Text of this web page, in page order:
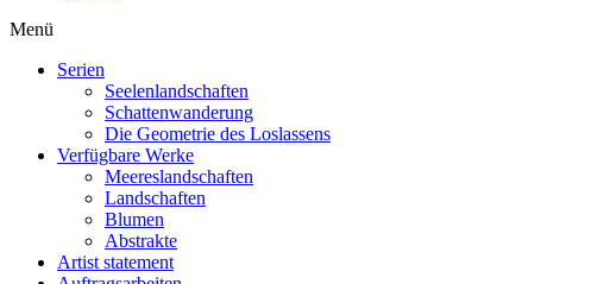
Menü
Serien
Seelenlandschaften
Schattenwanderung
Die Geometrie des Loslassens
Verfügbare Werke
Meereslandschaften
Landschaften
Blumen
Abstrakte
Artist statement